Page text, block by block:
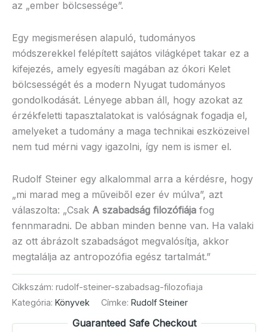
az „ember bölcsessége”.
Egy megismerésen alapuló, tudományos
módszerekkel felépített sajátos világképet takar ez a
kifejezés, amely egyesíti magában az ókori Kelet
bölcsességét és a modern Nyugat tudományos
gondolkodását. Lényege abban áll, hogy azokat az
érzékfeletti tapasztalatokat is valóságnak fogadja el,
amelyeket a tudomány a maga technikai eszközeivel
nem tud mérni vagy igazolni, így nem is ismer el.
Rudolf Steiner egy alkalommal arra a kérdésre, hogy
„mi marad meg a műveiből ezer év múlva”, azt
válaszolta: „Csak A szabadság filozófiája fog
fennmaradni. De abban minden benne van. Ha valaki
az ott ábrázolt szabadságot megvalósítja, akkor
megtalálja az antropozófia egész tartalmát.”
Cikkszám: rudolf-steiner-szabadsag-filozofiaja
Kategória: Könyvek Címke: Rudolf Steiner
Guaranteed Safe Checkout